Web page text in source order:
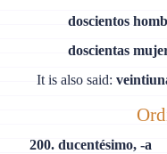
doscientos
doscientas
It is also said:
200. ducentésimo, -а